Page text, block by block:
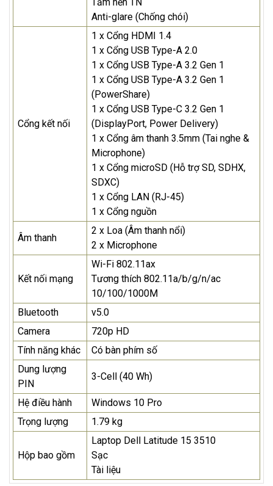
Anti-glare (Chống chói)
Cổng kết nối
1 x Cổng HDMI 1.4
1 x Cổng USB Type-A 2.0
1 x Cổng USB Type-A 3.2 Gen 1
1 x Cổng USB Type-A 3.2 Gen 1
(PowerShare)
1 x Cổng USB Type-C 3.2 Gen 1
(DisplayPort, Power Delivery)
1 x Cổng âm thanh 3.5mm (Tai nghe &
Microphone)
1 x Cổng microSD (Hỗ trợ SD, SDHX,
SDXC)
1 x Cổng LAN (RJ-45)
1 x Cổng nguồn
Âm thanh
2 x Loa (Âm thanh nổi)
2 x Microphone
Kết nối mạng
Wi-Fi 802.11ax
Tương thích 802.11a/b/g/n/ac
10/100/1000M
Bluetooth
v5.0
Camera
720p HD
Tính năng khác
Có bàn phím số
Dung lượng
PIN
3-Cell (40 Wh)
Hệ điều hành
Windows 10 Pro
Trọng lượng
1.79 kg
Hộp bao gồm
Laptop Dell Latitude 15 3510
Sạc
Tài liệu